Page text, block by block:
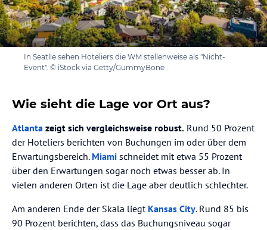
In Seatlle sehen Hoteliers die WM stellenweise als "Nicht-
Event". © iStock via Getty/GummyBone
Wie sieht die Lage vor Ort aus?
Atlanta zeigt sich vergleichsweise robust. Rund 50 Prozent
der Hoteliers berichten von Buchungen im oder über dem
Erwartungsbereich. Miami schneidet mit etwa 55 Prozent
über den Erwartungen sogar noch etwas besser ab. In
vielen anderen Orten ist die Lage aber deutlich schlechter.
Am anderen Ende der Skala liegt Kansas City. Rund 85 bis
90 Prozent berichten, dass das Buchungsniveau sogar